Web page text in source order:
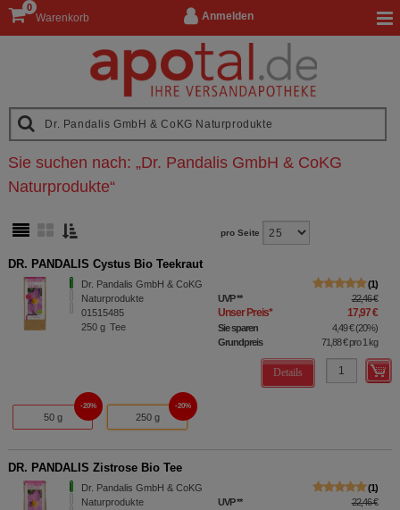
Anmelden
Warenkorb
0
Sie suchen nach: „Dr. Pandalis GmbH & CoKG
Naturprodukte“
pro Seite
DR. PANDALIS Cystus Bio Teekraut
Dr. Pandalis GmbH & CoKG
Naturprodukte
01515485
250 g Tee
1
UVP** 22,46 €
Unser Preis* 17,97 €
Sie sparen 4,49 €(20%)
Grundpreis
71,88 €pro 1 kg
Details
50 g
20%
250 g
20%
DR. PANDALIS Zistrose Bio Tee
Dr. Pandalis GmbH & CoKG
Naturprodukte
1
UVP** 22,46 €